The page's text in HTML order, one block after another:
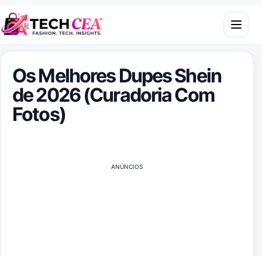
Skip to content
Open
Os Melhores Dupes Shein
de 2026 (Curadoria Com
Fotos)
ANÚNCIOS